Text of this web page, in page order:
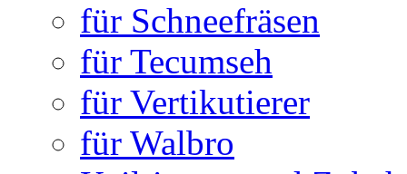
für Schneefräsen
für Tecumseh
für Vertikutierer
für Walbro